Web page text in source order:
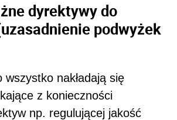
dyrektywy do
podwyżek
wszystko nakładają się
z konieczności
np. regulującej jakość